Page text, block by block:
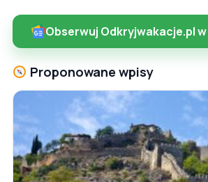
Obserwuj Odkryjwakacje.pl
Proponowane wpisy